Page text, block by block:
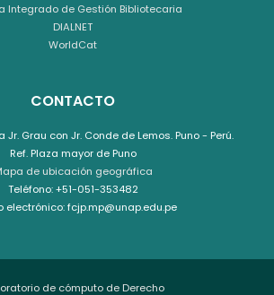
Integrado de Gestión Bibliotecaria
DIALNET
WorldCat
CONTACTO
Jr. Grau con Jr. Conde de Lemos. Puno - Perú.
Ref. Plaza mayor de Puno
de ubicación geográfica
Teléfono: +51-051-353482
electrónico: fcjp.mp@unap.edu.pe
de cómputo de Derecho